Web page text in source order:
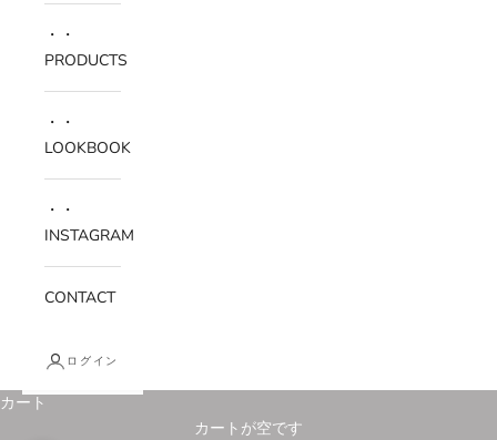
・・
PRODUCTS
・・
LOOKBOOK
・・
INSTAGRAM
CONTACT
ログイン
カート
カートが空です